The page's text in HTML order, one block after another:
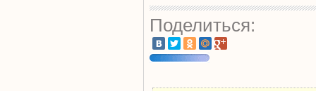
Поделиться: